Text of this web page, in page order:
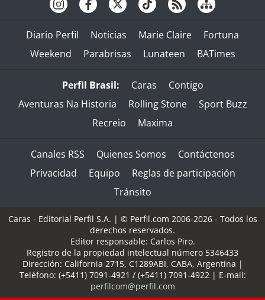
Diario Perfil Noticias Marie Claire
Fortuna
Weekend
Parabrisas Lunateen BATimes
Perfil Brasil: Caras
Contigo
Aventuras Na Historia
Rolling Stone
Sport Buzz
Recreio
Maxima
Canales RSS Quienes Somos
Contáctenos
Privacidad
Equipo
Reglas de participación
Tránsito
Caras - Editorial Perfil S.A. | © Perfil.com 2006-2026 - Todos los
derechos reservados.
Editor responsable: Carlos Piro.
Registro de la propiedad intelectual número 5346433
Dirección: California 2715, C1289ABI, CABA, Argentina |
Teléfono: (+5411) 7091-4921 / (+5411) 7091-4922| E-mail:
perfilcom@perfil.com